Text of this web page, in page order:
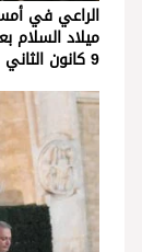
الراعي في
ميلاد السلام
9 كانون الثاني